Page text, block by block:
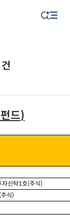
드)
자신탁1호(주식)
(주식)